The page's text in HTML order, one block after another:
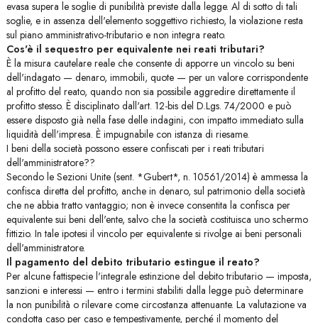
evasa supera le soglie di punibilità previste dalla legge. Al di sotto di tali
soglie, e in assenza dell'elemento soggettivo richiesto, la violazione resta
sul piano amministrativo-tributario e non integra reato.
Cos'è il sequestro per equivalente nei reati tributari?
È la misura cautelare reale che consente di apporre un vincolo su beni
dell'indagato — denaro, immobili, quote — per un valore corrispondente
al profitto del reato, quando non sia possibile aggredire direttamente il
profitto stesso. È disciplinato dall'art. 12-bis del D.Lgs. 74/2000 e può
essere disposto già nella fase delle indagini, con impatto immediato sulla
liquidità dell'impresa. È impugnabile con istanza di riesame.
I beni della società possono essere confiscati per i reati tributari
dell'amministratore??
Secondo le Sezioni Unite (sent. *Gubert*, n. 10561/2014) è ammessa la
confisca diretta del profitto, anche in denaro, sul patrimonio della società
che ne abbia tratto vantaggio; non è invece consentita la confisca per
equivalente sui beni dell'ente, salvo che la società costituisca uno schermo
fittizio. In tale ipotesi il vincolo per equivalente si rivolge ai beni personali
dell'amministratore.
Il pagamento del debito tributario estingue il reato?
Per alcune fattispecie l'integrale estinzione del debito tributario — imposta,
sanzioni e interessi — entro i termini stabiliti dalla legge può determinare
la non punibilità o rilevare come circostanza attenuante. La valutazione va
condotta caso per caso e tempestivamente, perché il momento del